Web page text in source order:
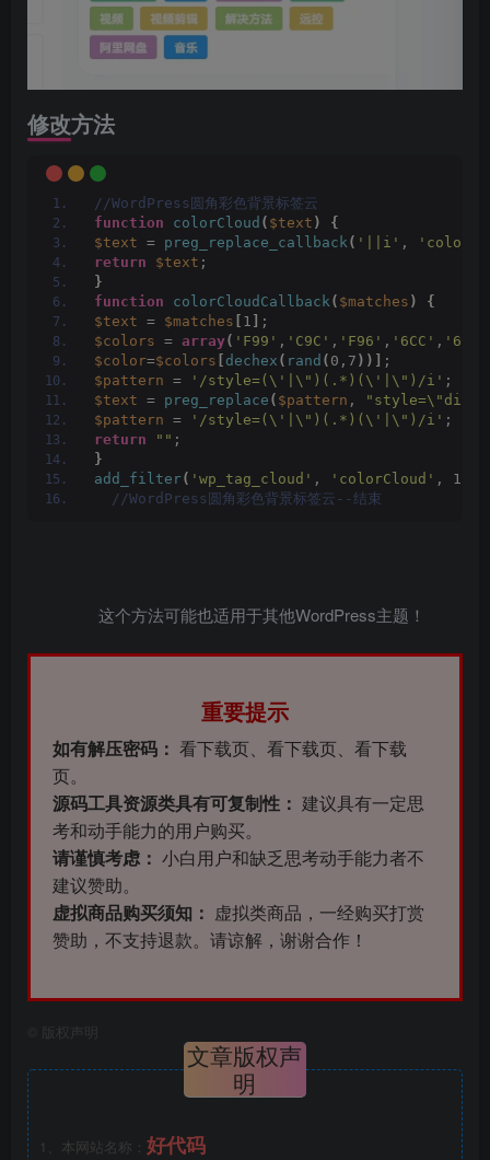
修改方法
//WordPress圆角彩色背景标签云
function
colorCloud ( $text )
{
$text = preg_replace_callback ( '||i' ,
return
$text ;
}
function
colorCloudCallback ( $matches )
{
$text = $matches 1
;
$colors = array( 'F99' , 'C9C' , 'F96' , '6CC' , '6C9'
$color=$colors dechex ( rand ( 0,7 ))]
;
$pattern = '/style=(\'|\")(.*)(\'|\")/i' ;
$text = preg_replace ( $pattern ,
$pattern = '/style=(\'|\")(.*)(\'|\")/i' ;
return
"" ;
}
add_filter( 'wp_tag_cloud' , 'colorCloud' , 1
//WordPress圆角彩色背景标签云--结束
这个方法可能也适用于其他WordPress主题！
重要提示
如有解压密码： 看下载页、看下载页、看下载
页。
源码工具资源类具有可复制性：
建议具有一定思
考和动手能力的用户购买。
请谨慎考虑： 小白用户和缺乏思考动手能力者不
建议赞助。
虚拟商品购买须知：
虚拟类商品，一经购买打赏
赞助，不支持退款。请谅解，谢谢合作！
版权声明
文章版权声
明
1、本网站名称： 好代码